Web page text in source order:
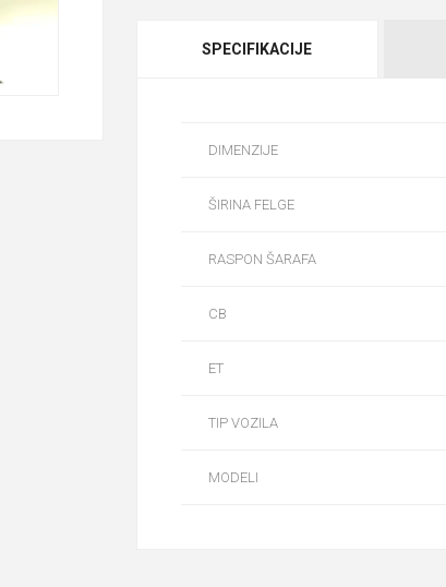
SPECIFIKACIJE
DIMENZIJE
ŠIRINA FELGE
RASPON ŠARAFA
CB
ET
TIP VOZILA
MODELI